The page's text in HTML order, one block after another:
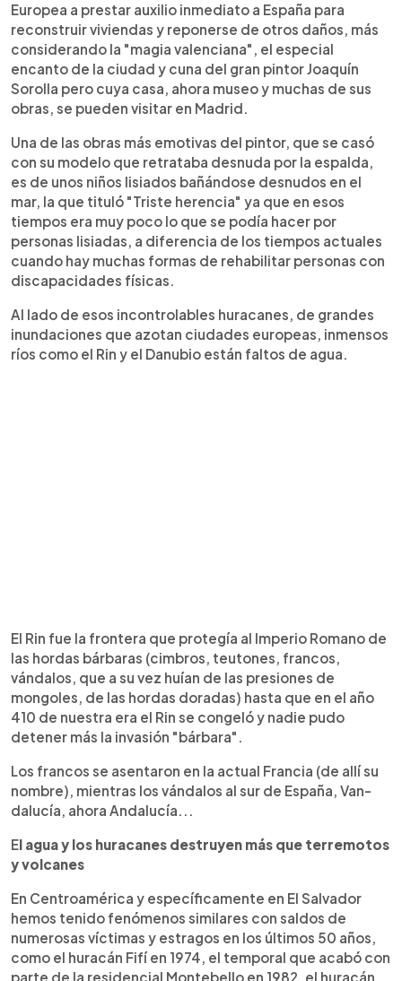
Europea a prestar auxilio inmediato a España para
reconstruir viviendas y reponerse de otros daños, más
considerando la "magia valenciana", el especial
encanto de la ciudad y cuna del gran pintor Joaquín
Sorolla pero cuya casa, ahora museo y muchas de sus
obras, se pueden visitar en Madrid.
Una de las obras más emotivas del pintor, que se casó
con su modelo que retrataba desnuda por la espalda,
es de unos niños lisiados bañándose desnudos en el
mar, la que tituló "Triste herencia" ya que en esos
tiempos era muy poco lo que se podía hacer por
personas lisiadas, a diferencia de los tiempos actuales
cuando hay muchas formas de rehabilitar personas con
discapacidades físicas.
Al lado de esos incontrolables huracanes, de grandes
inundaciones que azotan ciudades europeas, inmensos
ríos como el Rin y el Danubio están faltos de agua.
El Rin fue la frontera que protegía al Imperio Romano de
las hordas bárbaras (cimbros, teutones, francos,
vándalos, que a su vez huían de las presiones de
mongoles, de las hordas doradas) hasta que en el año
410 de nuestra era el Rin se congeló y nadie pudo
detener más la invasión "bárbara".
Los francos se asentaron en la actual Francia (de allí su
nombre), mientras los vándalos al sur de España, Van-
dalucía, ahora Andalucía...
El agua y los huracanes destruyen más que terremotos
y volcanes
En Centroamérica y específicamente en El Salvador
hemos tenido fenómenos similares con saldos de
numerosas víctimas y estragos en los últimos 50 años,
como el huracán Fifí en 1974, el temporal que acabó con
parte de la residencial Montebello en 1982, el huracán